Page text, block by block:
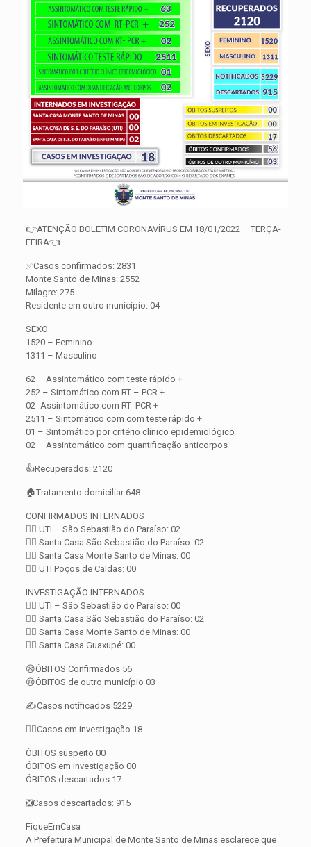
👉ATENÇÃO BOLETIM CORONAVÍRUS EM 18/01/2022 – TERÇA-
FEIRA👈
✅Casos confirmados: 2831
Monte Santo de Minas: 2552
Milagre: 275
Residente em outro município: 04
SEXO
1520 – Feminino
1311 – Masculino
62 – Assintomático com teste rápido +
252 – Sintomático com RT – PCR +
02- Assintomático com RT- PCR +
2511 – Sintomático com com teste rápido +
01 – Sintomático por critério clínico epidemiológico
02 – Assintomático com quantificação anticorpos
👍Recuperados: 2120
🏠Tratamento domiciliar:648
CONFIRMADOS INTERNADOS
👨‍⚕️ UTI – São Sebastião do Paraíso: 02
👨‍⚕️ Santa Casa São Sebastião do Paraíso: 02
👨‍⚕️ Santa Casa Monte Santo de Minas: 00
👨‍⚕️ UTI Poços de Caldas: 00
INVESTIGAÇÃO INTERNADOS
👨‍⚕️ UTI – São Sebastião do Paraíso: 00
👨‍⚕️ Santa Casa São Sebastião do Paraíso: 02
👨‍⚕️ Santa Casa Monte Santo de Minas: 00
👨‍⚕️ Santa Casa Guaxupé: 00
😪ÓBITOS Confirmados 56
😪ÓBITOS de outro município 03
✍️Casos notificados 5229
🕵️‍♀️Casos em investigação 18
ÓBITOS suspeito 00
ÓBITOS em investigação 00
ÓBITOS descartados 17
❎Casos descartados: 915
FiqueEmCasa
A Prefeitura Municipal de Monte Santo de Minas esclarece que